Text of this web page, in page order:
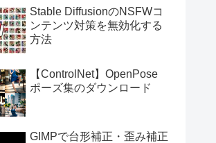
Stable DiffusionのNSFWコ
ンテンツ対策を無効化する
方法
【ControlNet】OpenPose
ポーズ集のダウンロード
GIMPで台形補正・歪み補正